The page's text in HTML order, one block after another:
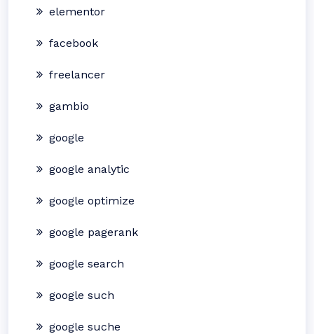
elementor
facebook
freelancer
gambio
google
google analytic
google optimize
google pagerank
google search
google such
google suche